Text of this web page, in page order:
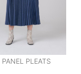
PLEATS